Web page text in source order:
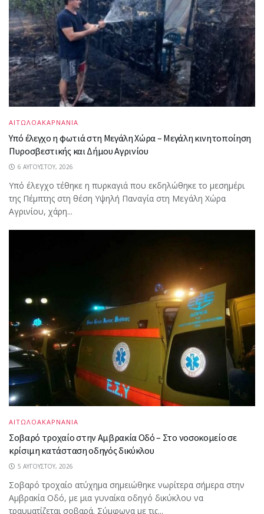
ΑΙΤΩΛΟΑΚΑΡΝΑΝΙΑ
Υπό έλεγχο η φωτιά στη Μεγάλη Χώρα – Μεγάλη κινητοποίηση
Πυροσβεστικής και Δήμου Αγρινίου
6 ΑΥΓΟΎΣΤΟΥ, 2026
Υπό έλεγχο τέθηκε η πυρκαγιά που εκδηλώθηκε το μεσημέρι
της Πέμπτης στη θέση Υψηλή Παναγία στη Μεγάλη Χώρα
Αγρινίου, χάρη...
ΑΙΤΩΛΟΑΚΑΡΝΑΝΙΑ
Σοβαρό τροχαίο στην Αμβρακία Οδό – Στο νοσοκομείο σε
κρίσιμη κατάσταση οδηγός δικύκλου
5 ΑΥΓΟΎΣΤΟΥ, 2026
Σοβαρό τροχαίο ατύχημα σημειώθηκε νωρίτερα σήμερα στην
Αμβρακία Οδό, με μια γυναίκα οδηγό δικύκλου να
τραυματίζεται σοβαρά. Σύμφωνα με τις...